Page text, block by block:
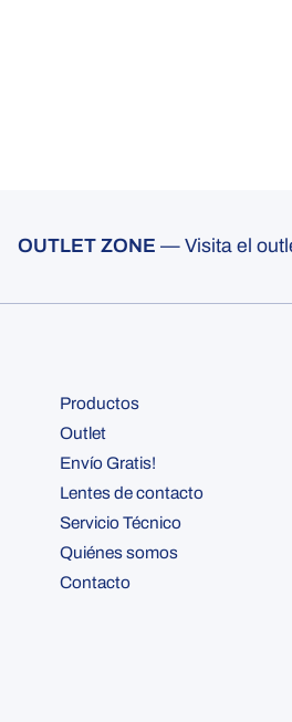
OUTLET ZONE— Visita el outlet
Productos
Outlet
Envío Gratis!
Lentes de contacto
Servicio Técnico
Quiénes somos
Contacto